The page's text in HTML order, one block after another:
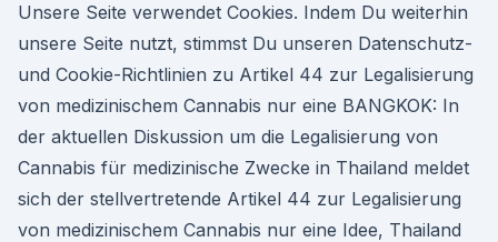
Unsere Seite verwendet Cookies. Indem Du weiterhin
unsere Seite nutzt, stimmst Du unseren Datenschutz-
und Cookie-Richtlinien zu Artikel 44 zur Legalisierung
von medizinischem Cannabis nur eine BANGKOK: In
der aktuellen Diskussion um die Legalisierung von
Cannabis für medizinische Zwecke in Thailand meldet
sich der stellvertretende Artikel 44 zur Legalisierung
von medizinischem Cannabis nur eine Idee, Thailand